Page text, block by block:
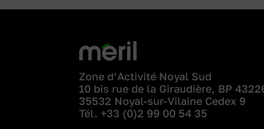
Zone d’Activité Noyal Sud
10 bis rue de la Giraudière, BP
35532 Noyal-sur-Vilaine Cedex 9
Tél. +33 (0)2 99 00 54 35